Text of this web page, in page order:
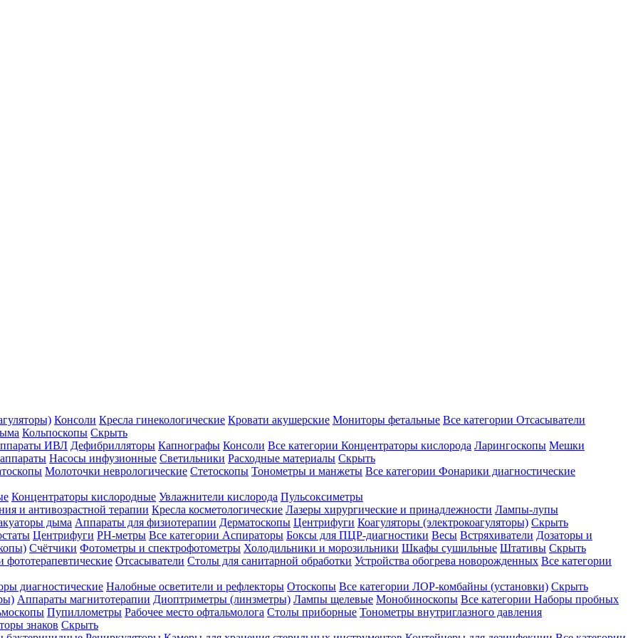
Консоли Кресла гинекологические Кровати акушерские Мониторы фетальные Все категории Отсасыватели
Кольпоскопы Скрыть
ИВЛ Дефибрилляторы Капнографы Консоли Все категории Концентраторы кислорода Ларингоскопы Мешки
Насосы инфузионные Светильники Расходные материалы Скрыть
Молоточки неврологические Стетоскопы Тонометры и манжеты Все категории Фонарики диагностические
Концентраторы кислородные Увлажнители кислорода Пульсоксиметры
и антивозрастной терапии Кресла косметологические Лазеры хирургические и принадлежности Лампы-лупы
дыма Аппараты для физиотерапии Дерматоскопы Центрифуги Коагуляторы (электрокоагуляторы) Скрыть
Центрифуги PH-метры Все категории Аспираторы Боксы для ПЦР-диагностики Весы Встряхиватели Дозаторы и
Счётчики Фотометры и спектрофотометры Холодильники и морозильники Шкафы сушильные Штативы Скрыть
фототерапевтические Отсасыватели Столы для санитарной обработки Устройства обогрева новорожденных Все категории
диагностические Налобные осветители и рефлекторы Отоскопы Все категории ЛОР-комбайны (установки) Скрыть
Аппараты магнитотерапии Диоптриметры (линзметры) Лампы щелевые Монобиноскопы Все категории Наборы пробных
Пупиллометры Рабочее место офтальмолога Столы приборные Тонометры внутриглазного давления
знаков Скрыть